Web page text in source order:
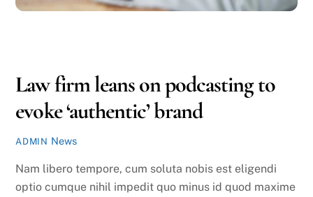
Law firm leans on podcasting to
evoke ‘authentic’ brand
ADMIN News
Nam libero tempore, cum soluta nobis est eligendi
optio cumque nihil impedit quo minus id quod maxime